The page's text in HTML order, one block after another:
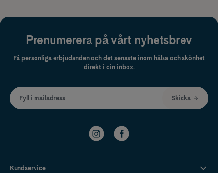
Prenumerera på vårt nyhetsbrev
Få personliga erbjudanden och det senaste inom hälsa och skönhet
direkt i din inbox.
Fyll i mailadress Skicka
Kundservice